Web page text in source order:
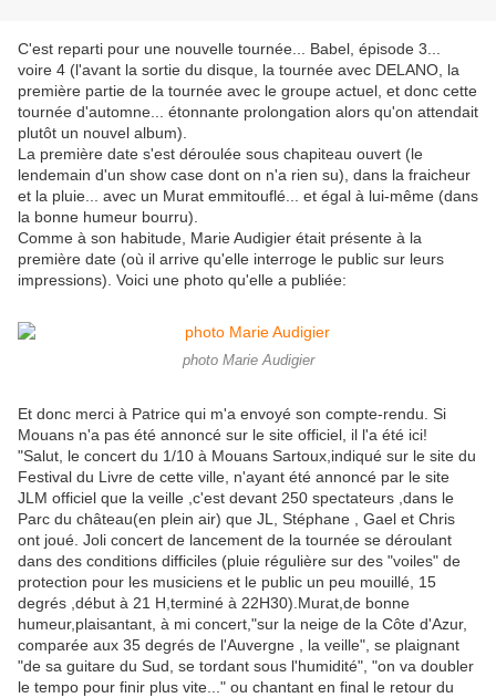
C'est reparti pour une nouvelle tournée... Babel, épisode 3...
voire 4 (l'avant la sortie du disque, la tournée avec DELANO, la
première partie de la tournée avec le groupe actuel, et donc cette
tournée d'automne... étonnante prolongation alors qu'on attendait
plutôt un nouvel album).
La première date s'est déroulée sous chapiteau ouvert (le
lendemain d'un show case dont on n'a rien su), dans la fraicheur
et la pluie... avec un Murat emmitouflé... et égal à lui-même (dans
la bonne humeur bourru).
Comme à son habitude, Marie Audigier était présente à la
première date (où il arrive qu'elle interroge le public sur leurs
impressions). Voici une photo qu'elle a publiée:
photo Marie Audigier
Et donc merci à Patrice qui m'a envoyé son compte-rendu. Si
Mouans n'a pas été annoncé sur le site officiel, il l'a été ici!
"Salut, le concert du 1/10 à Mouans Sartoux,indiqué sur le site du
Festival du Livre de cette ville, n'ayant été annoncé par le site
JLM officiel que la veille ,c'est devant 250 spectateurs ,dans le
Parc du château(en plein air) que JL, Stéphane , Gael et Chris
ont joué. Joli concert de lancement de la tournée se déroulant
dans des conditions difficiles (pluie régulière sur des "voiles" de
protection pour les musiciens et le public un peu mouillé, 15
degrés ,début à 21 H,terminé à 22H30).Murat,de bonne
humeur,plaisantant, à mi concert,"sur la neige de la Côte d'Azur,
comparée aux 35 degrés de l'Auvergne , la veille", se plaignant
"de sa guitare du Sud, se tordant sous l'humidité", "on va doubler
le tempo pour finir plus vite..." ou chantant en final le retour du